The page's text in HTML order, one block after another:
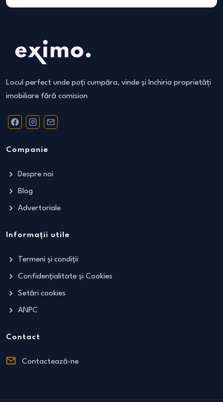
Locul perfect unde poți cumpăra, vinde și închiria proprietăți
imobiliare fără comision
Companie
Despre noi
Blog
Advertoriale
Informații utile
Termeni și condiții
Confidențialitate și Cookies
Setări cookies
ANPC
Contact
Contactează-ne